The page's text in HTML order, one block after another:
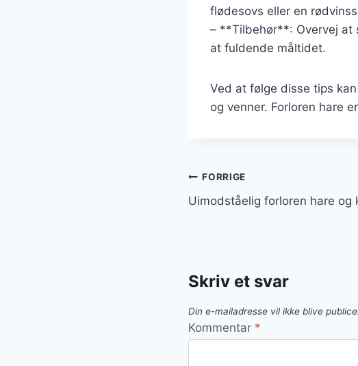
flødesovs eller en
– **Tilbehør**: Overvej at
at fuldende måltidet.
Ved at følge disse tips
og venner. Forloren hare
Indlægsnavigation
FORRIGE
Uimodståelig forloren hare og
Skriv et svar
Din e-mailadresse vil ikke blive
Kommentar *